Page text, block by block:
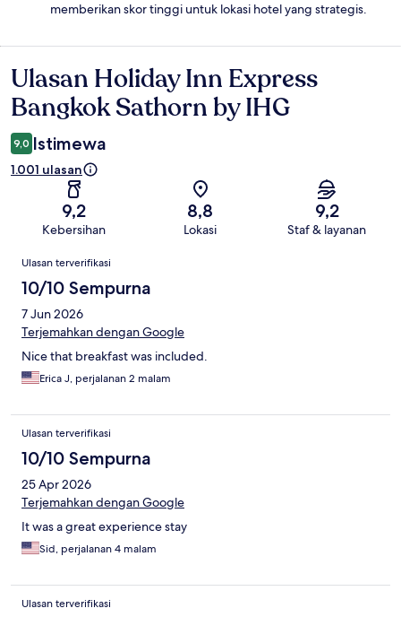
memberikan skor tinggi untuk lokasi hotel yang strategis.
Ulasan
Ulasan Holiday Inn Express
Bangkok Sathorn by IHG
9,0 Istimewa
1.001 ulasan
9,2
Kebersihan
8,8
Lokasi
9,2
Staf & layanan
Ulasan
Ulasan terverifikasi
10/10 Sempurna
7 Jun 2026
Terjemahkan dengan Google
Nice that breakfast was included.
Erica J, perjalanan 2 malam
Ulasan terverifikasi
10/10 Sempurna
25 Apr 2026
Terjemahkan dengan Google
It was a great experience stay
Sid, perjalanan 4 malam
Ulasan terverifikasi